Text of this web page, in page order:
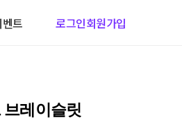
트 로그인회원가입
브레이슬릿